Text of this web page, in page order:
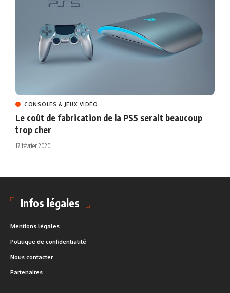
CONSOLES & JEUX VIDÉO
Le coût de fabrication de la PS5 serait beaucoup
trop cher
17 février 2020
Infos légales
Mentions légales
Politique de confidentialité
Nous contacter
Partenaires